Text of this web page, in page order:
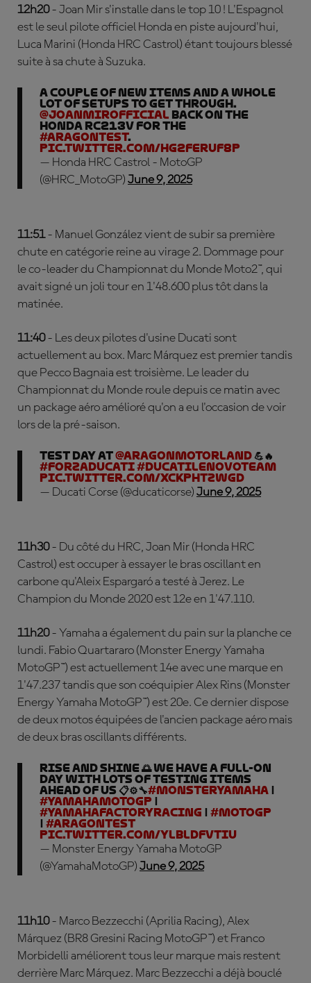
12h20- Joan Mir s'installe dans le top 10 ! L'Espagnol
est le seul pilote officiel Honda en piste aujourd'hui,
Luca Marini (Honda HRC Castrol) étant toujours blessé
suite à sa chute à Suzuka.
A couple of new items and a whole
lot of setups to get through.
@JoanMirOfficial back on the
Honda RC213V for the
#AragonTest.
pic.twitter.com/Hg2feRuf8p
— Honda HRC Castrol - MotoGP
(@HRC_MotoGP) June 9, 2025
11:51- Manuel González vient de subir sa première
chute en catégorie reine au virage 2. Dommage pour
le co-leader du Championnat du Monde Moto2™, qui
avait signé un joli tour en 1'48.600 plus tôt dans la
matinée.
11:40- Les deux pilotes d'usine Ducati sont
actuellement au box. Marc Márquez est premier tandis
que Pecco Bagnaia est troisième. Le leader du
Championnat du Monde roule depuis ce matin avec
un package aéro amélioré qu'on a eu l'occasion de voir
lors de la pré-saison.
Test Day at@AragonMotorLand 💪🔥
#ForzaDucati#DucatiLenovoTeam
pic.twitter.com/XckPHtZWGd
— Ducati Corse (@ducaticorse) June 9, 2025
11h30- Du côté du HRC, Joan Mir (Honda HRC
Castrol) est occuper à essayer le bras oscillant en
carbone qu'Aleix Espargaró a testé à Jerez. Le
Champion du Monde 2020 est 12e en 1'47.110.
11h20- Yamaha a également du pain sur la planche ce
lundi. Fabio Quartararo (Monster Energy Yamaha
MotoGP™) est actuellement 14e avec une marque en
1'47.237 tandis que son coéquipier Alex Rins (Monster
Energy Yamaha MotoGP™) est 20e. Ce dernier dispose
de deux motos équipées de l'ancien package aéro mais
de deux bras oscillants différents.
Rise and shine 🌅 We have a full-on
day with lots of testing items
ahead of us 📋⚙️🔧#MonsterYamaha |
#YamahaMotoGP |
#YamahaFactoryRacing | #MotoGP
| #AragonTest
pic.twitter.com/YLbLDfvTIu
— Monster Energy Yamaha MotoGP
(@YamahaMotoGP) June 9, 2025
11h10- Marco Bezzecchi (Aprilia Racing), Alex
Márquez (BR8 Gresini Racing MotoGP™) et Franco
Morbidelli améliorent tous leur marque mais restent
derrière Marc Márquez. Marc Bezzecchi a déjà bouclé